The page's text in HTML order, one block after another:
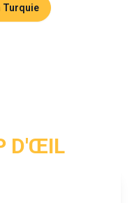
Turquie
D'ŒIL